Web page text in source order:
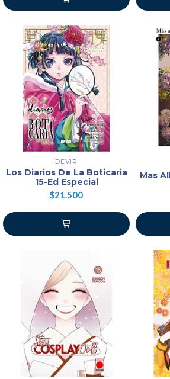
DEVIR
Los Diarios De La Boticaria
15-Ed Especial
$21.500
Mas